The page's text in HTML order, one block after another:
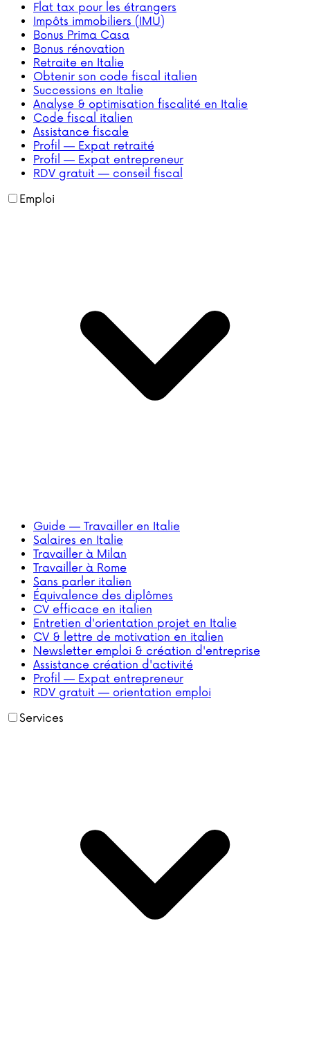
Flat tax pour les étrangers
Impôts immobiliers (IMU)
Bonus Prima Casa
Bonus rénovation
Retraite en Italie
Obtenir son code fiscal italien
Successions en Italie
Analyse & optimisation fiscalité en Italie
Code fiscal italien
Assistance fiscale
Profil — Expat retraité
Profil — Expat entrepreneur
RDV gratuit — conseil fiscal
Emploi
Guide — Travailler en Italie
Salaires en Italie
Travailler à Milan
Travailler à Rome
Sans parler italien
Équivalence des diplômes
CV efficace en italien
Entretien d'orientation projet en Italie
CV & lettre de motivation en italien
Newsletter emploi & création d'entreprise
Assistance création d'activité
Profil — Expat entrepreneur
RDV gratuit — orientation emploi
Services